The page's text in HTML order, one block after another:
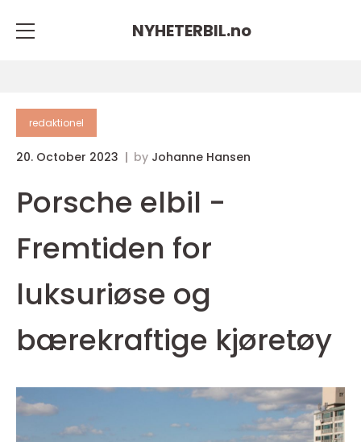
NYHETERBIL.no
redaktionel
20. October 2023 by Johanne Hansen
Porsche elbil -
Fremtiden for
luksuriøse og
bærekraftige kjøretøy